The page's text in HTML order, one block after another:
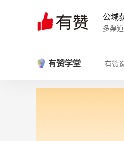
公域
多渠
有赞学堂 有赞